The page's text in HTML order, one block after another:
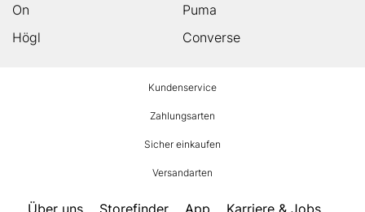
On
Puma
Högl
Converse
Kundenservice
Zahlungsarten
Sicher einkaufen
Versandarten
Über uns Storefinder App Karriere & Jobs